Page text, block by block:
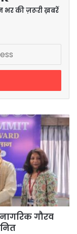
भर की ज़रूरी ख़बरें
गौरव